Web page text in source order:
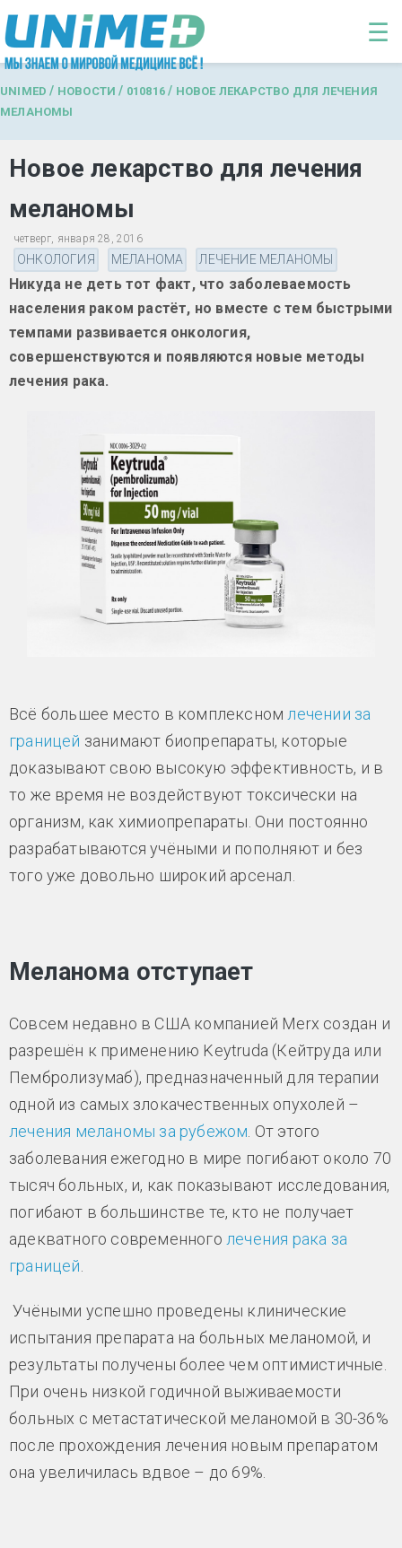
Перейти к основному содержанию
☰
UNIMED / НОВОСТИ / 010816 / НОВОЕ ЛЕКАРСТВО ДЛЯ ЛЕЧЕНИЯ
МЕЛАНОМЫ
Новое лекарство для лечения
меланомы
четверг, января 28, 2016
ОНКОЛОГИЯ МЕЛАНОМА ЛЕЧЕНИЕ МЕЛАНОМЫ
Никуда не деть тот факт, что заболеваемость
населения раком растёт, но вместе с тем быстрыми
темпами развивается онкология,
совершенствуются и появляются новые методы
лечения рака.
Всё большее место в комплексном лечении за
границей занимают биопрепараты, которые
доказывают свою высокую эффективность, и в
то же время не воздействуют токсически на
организм, как химиопрепараты. Они постоянно
разрабатываются учёными и пополняют и без
того уже довольно широкий арсенал.
Меланома отступает
Совсем недавно в США компанией Merx создан и
разрешён к применению Keytruda (Кейтруда или
Пембролизумаб), предназначенный для терапии
одной из самых злокачественных опухолей –
лечения меланомы за рубежом . От этого
заболевания ежегодно в мире погибают около 70
тысяч больных, и, как показывают исследования,
погибают в большинстве те, кто не получает
адекватного современного лечения рака за
границей
Учёными успешно проведены клинические
испытания препарата на больных меланомой, и
результаты получены более чем оптимистичные.
При очень низкой годичной выживаемости
больных с метастатической меланомой в 30-36%
после прохождения лечения новым препаратом
она увеличилась вдвое – до 69%.